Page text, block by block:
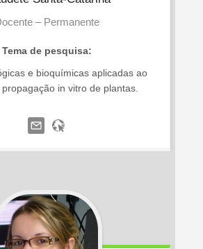
– Permanente
Tema de pesquisa:
e bioquímicas aplicadas ao
in vitro de plantas.